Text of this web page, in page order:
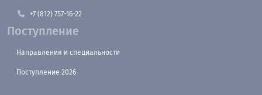
+7 (812) 757-16-22
Поступление
Направления и специальности
Поступление 2026